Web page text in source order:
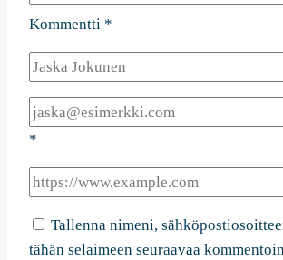
Kommentti *
*
Tallenna nimeni,
tähän selaimeen seuraavaa